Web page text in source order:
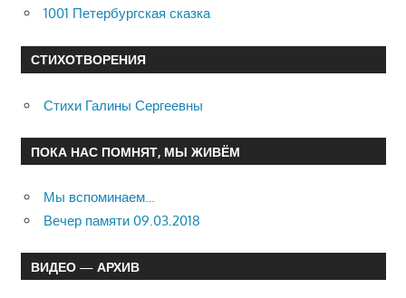
1001 Петербургская сказка
СТИХОТВОРЕНИЯ
Стихи Галины Сергеевны
ПОКА НАС ПОМНЯТ, МЫ ЖИВЁМ
Мы вспоминаем…
Вечер памяти 09.03.2018
ВИДЕО — АРХИВ